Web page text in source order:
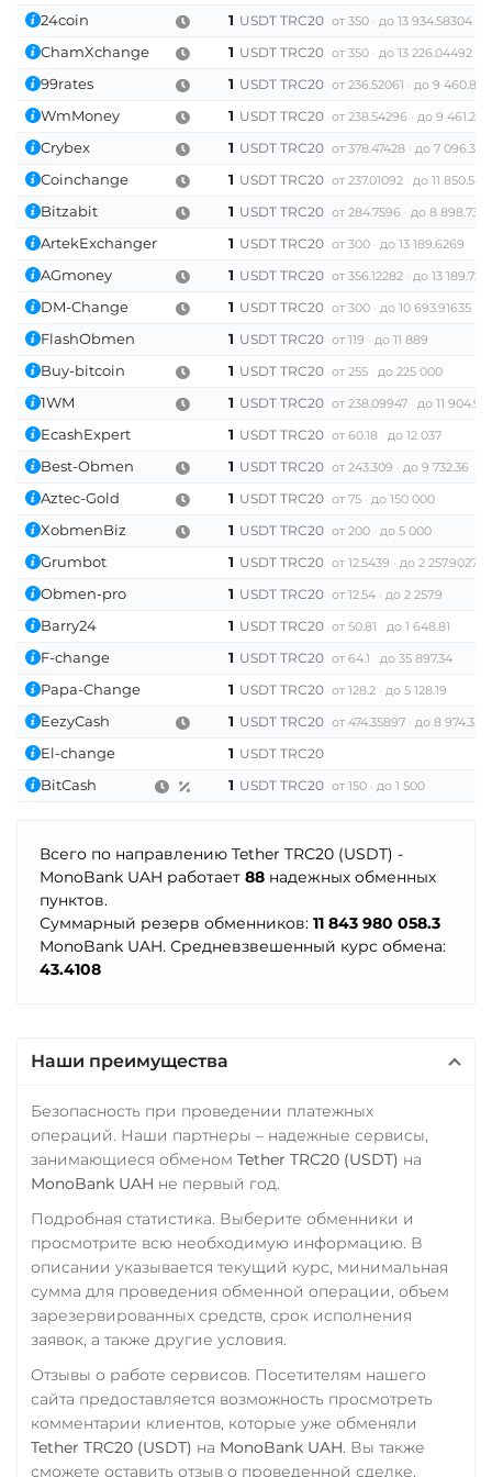
24coin 1 USDT TRC20 от 350 до 13 934.58304
ChamXchange 1 USDT TRC20 от 350 до 13 226.04492
99rates 1 USDT TRC20 от 236.52061 до 9
WmMoney 1 USDT TRC20 от 238.54296 до 9
Crybex 1 USDT TRC20 от 378.47428 до 7
Coinchange 1 USDT TRC20 от 237.01092 до 11
Bitzabit 1 USDT TRC20 от 284.7596 до 8 898.7373
ArtekExchanger 1 USDT TRC20 от 300 до 13 189.6269
AGmoney 1 USDT TRC20 от 356.12282 до 13
DM-Change 1 USDT TRC20 от 300 до 10 693.91635
FlashObmen 1 USDT TRC20 от 119 до 11 889
Buy-bitcoin 1 USDT TRC20 от 255 до 225 000
1WM 1 USDT TRC20 от 238.09947 до 11
EcashExpert 1 USDT TRC20 от 60.18 до 12 037
Best-Obmen 1 USDT TRC20 от 243.309 до 9 732.36
Aztec-Gold 1 USDT TRC20 от 75 до 150 000
XobmenBiz 1 USDT TRC20 от 200 до 5 000
Grumbot 1 USDT TRC20 от 12.5439 до 2 257.9027
Obmen-pro 1 USDT TRC20 от 12.54 до 2 257.9
Barry24 1 USDT TRC20 от 50.81 до 1 648.81
F-change 1 USDT TRC20 от 64.1 до 35 897.34
Papa-Change 1 USDT TRC20 от 128.2 до 5 128.19
EezyCash 1 USDT TRC20 от 474.35897 до 8
El-change 1 USDT TRC20
BitCash 1 USDT TRC20 от 150 до 1 500
Всего по направлению Tether TRC20 (USDT) -
MonoBank UAH работает 88 надежных обменных
пунктов.
Суммарный резерв обменников: 11 843 980 058.3
MonoBank UAH. Средневзвешенный курс обмена:
43.4108
Наши преимущества
Безопасность при проведении платежных
операций. Наши партнеры – надежные сервисы,
занимающиеся обменом Tether TRC20 (USDT) на
MonoBank UAH не первый год.
Подробная статистика. Выберите обменники и
просмотрите всю необходимую информацию. В
описании указывается текущий курс, минимальная
сумма для проведения обменной операции, объем
зарезервированных средств, срок исполнения
заявок, а также другие условия.
Отзывы о работе сервисов. Посетителям нашего
сайта предоставляется возможность просмотреть
комментарии клиентов, которые уже обменяли
Tether TRC20 (USDT) на MonoBank UAH. Вы также
сможете оставить отзыв о проведенной сделке.